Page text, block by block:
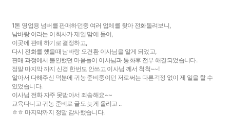
1톤 영업용 넘버를 판매하던중 여러 업체를 찾아 전화돌려보니,
남바랑 이라는 이회사가 제일 맘에 들어,
이곳에 판매 하기로 결정하고,
다시 전화를 했을때 남바랑 오건환 이사님을 알게 되었고,
판매 과정에서 불안했던 마음들이 이사님과 통화후 전부 해결되었습니다.
정말 마지막 까지 신경 한번도 안쓰고 이사님 께서 척척~~!
알아서 다해주신 덕분에 귀농 준비중이던 저로써는 다른걱정 없이 제 일을 할 수
있었습니다.
이사님 전화 자주 못받아서 죄송해요~~
교육다니고 귀농 준비로 글도 늦게 올리고 ..
ㅎㅎ 마지막까지 정말 감사했습니다.